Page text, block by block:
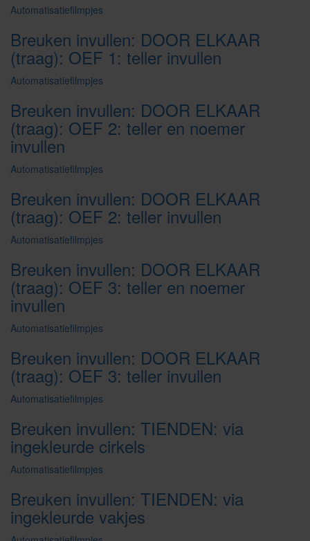
Automatisatiefilmpjes
Breuken invullen: DOOR ELKAAR
(traag): OEF 1: teller invullen
Automatisatiefilmpjes
Breuken invullen: DOOR ELKAAR
(traag): OEF 2: teller en noemer
invullen
Automatisatiefilmpjes
Breuken invullen: DOOR ELKAAR
(traag): OEF 2: teller invullen
Automatisatiefilmpjes
Breuken invullen: DOOR ELKAAR
(traag): OEF 3: teller en noemer
invullen
Automatisatiefilmpjes
Breuken invullen: DOOR ELKAAR
(traag): OEF 3: teller invullen
Automatisatiefilmpjes
Breuken invullen: TIENDEN: via
ingekleurde cirkels
Automatisatiefilmpjes
Breuken invullen: TIENDEN: via
ingekleurde vakjes